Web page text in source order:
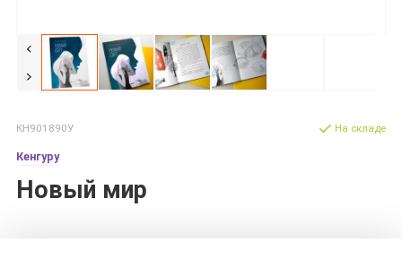
КН901890У
Кенгуру
Новый мир
На складе